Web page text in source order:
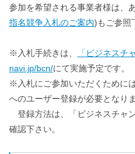
参加を希望される事業者様は、
指名競争入札のご案内)もご参照
※入札手続きは、
「ビジネスチ
navi.jp/bcn/にて実施予定です。
※入札にご参加いただくために
へのユーザー登録が必要となりま
登録方法は、「ビジネスチャ
確認下さい。